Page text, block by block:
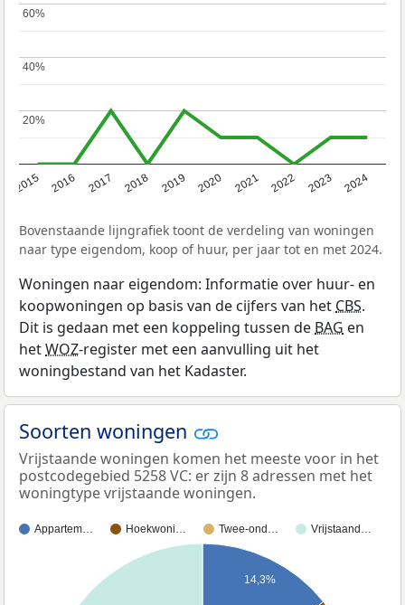
2015 2016 2017 2018 2019 2020 2021 2022 2023 2024
20%
20%
40%
40%
60%
60%
Bovenstaande lijngrafiek toont de verdeling van woningen
naar type eigendom, koop of huur, per jaar tot en met 2024.
Woningen naar eigendom: Informatie over huur- en
koopwoningen op basis van de cijfers van het CBS.
Dit is gedaan met een koppeling tussen de BAG en
hetWOZ-register met een aanvulling uit het
woningbestand van het Kadaster.
Soorten woningen
Vrijstaande woningen komen het meeste voor in het
postcodegebied 5258 VC: er zijn 8 adressen met het
woningtype vrijstaande woningen.
Appartem… Hoekwoni… Twee-ond… Vrijstaand…
14,3%